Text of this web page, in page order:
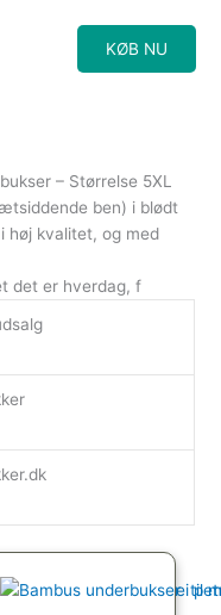
KØB NU
– Størrelse 5XL
ben) i blødt
høj kvalitet, og med
det er hverdag, f